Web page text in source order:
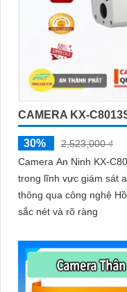
CAMERA KX-
30%
2,523,000 ₫
Camera An Ninh KX-
trong lĩnh vực giám sát an ninh. Với khả năng
thông qua công nghệ
sắc nét và rõ ràng